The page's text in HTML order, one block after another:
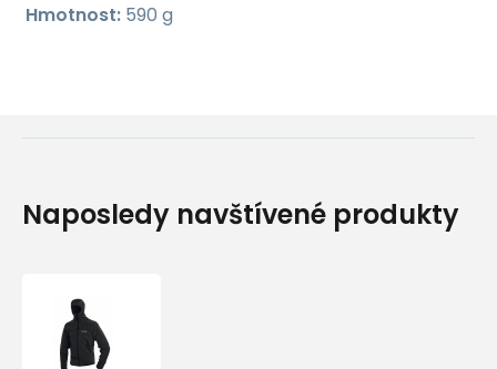
Hmotnost: 590 g
Naposledy navštívené produkty